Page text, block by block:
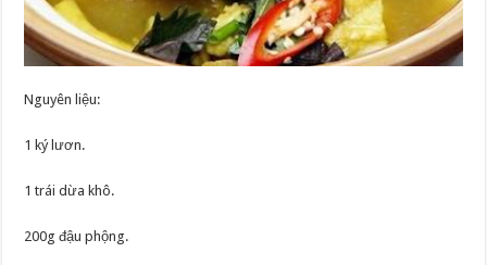
Nguyên liệu:
1 ký lươn.
1 trái dừa khô.
200g đậu phộng.